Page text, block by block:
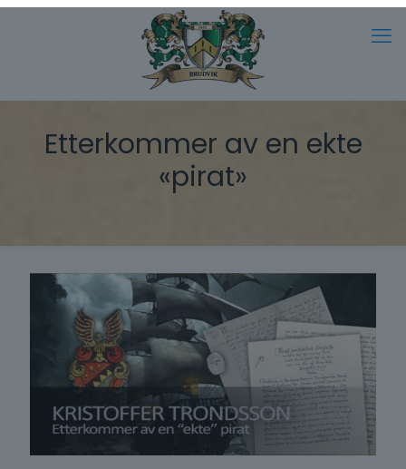
Etterkommer av en ekte
«pirat»